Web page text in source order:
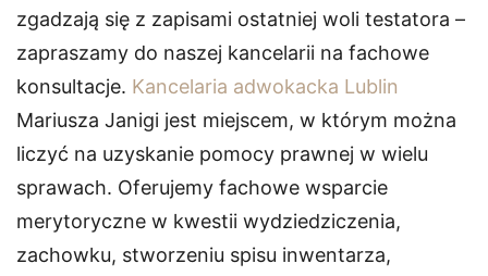
zgadzają się z zapisami ostatniej woli testatora –
zapraszamy do naszej kancelarii na fachowe
konsultacje. Kancelaria adwokacka Lublin
Mariusza Janigi jest miejscem, w którym można
liczyć na uzyskanie pomocy prawnej w wielu
sprawach. Oferujemy fachowe wsparcie
merytoryczne w kwestii wydziedziczenia,
zachowku, stworzeniu spisu inwentarza,